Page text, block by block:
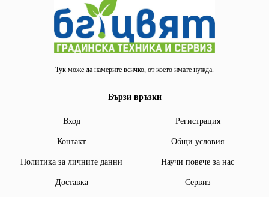
Тук може да намерите всичко, от което имате нужда.
Бързи връзки
Вход Регистрация
Контакт Общи условия
Политика за личните данни Научи повече за нас
Доставка Сервиз